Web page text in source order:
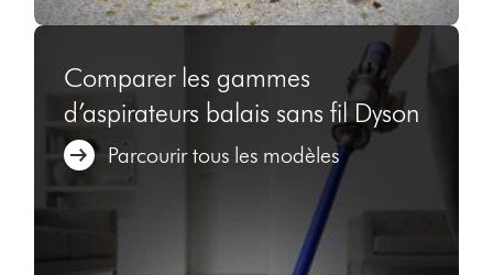
Comparer les gammes
d’aspirateurs balais sans fil Dyson
Parcourir tous les modèles